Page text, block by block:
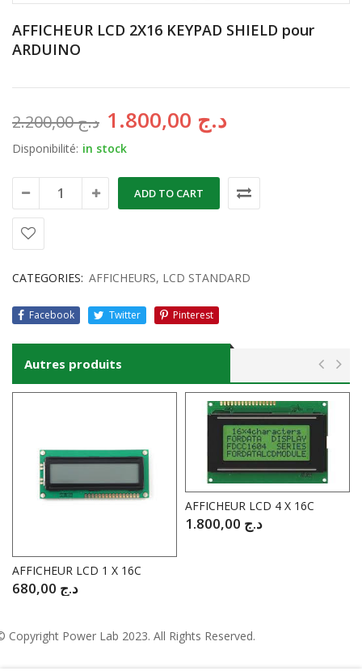
AFFICHEUR LCD 2X16 KEYPAD SHIELD pour
ARDUINO
د.ج2.200,00 د.ج
Disponibilité: in stock
ADD TO CART
CATEGORIES: AFFICHEURS, LCD STANDARD
Facebook Twitter Pinterest
Autres produits
AFFICHEUR LCD 1 X 16C
د.ج
AFFICHEUR LCD 4 X 16C
د.ج
Copyright Power Lab 2023. All Rights Reserved.